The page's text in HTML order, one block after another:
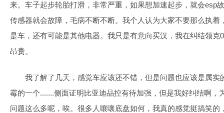
来。车子起步轮胎打滑，非常严重，如果想加速起步，就会esp
传感器就会故障，毛病不断不断。我个人认为大家不要那么执
是车，还有可能是其他电器。我只是有意向买汉，我在纠结领克
昂贵。
我了解了几天，感觉车应该还不错，但是问题也应该是属
霉的一个.......侧面证明比亚迪品控有待加强，但是我好纠结啊，
问题这么多呢，唉。很多人嚷嚷底盘如何，我真的感觉挺搞笑